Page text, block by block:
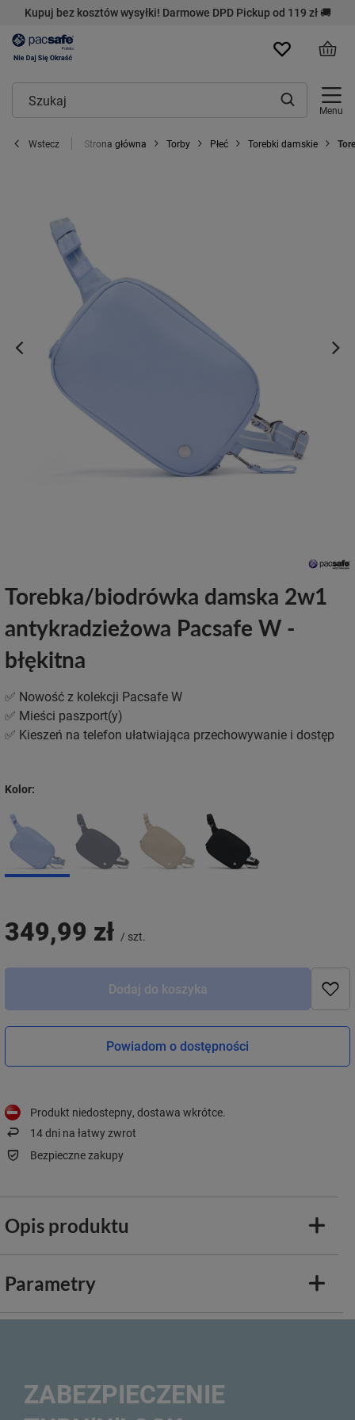
Kupuj bez kosztów wysyłki! Darmowe DPD Pickup od 119 zł 🚚
Menu
Wstecz Strona główna Torby Płeć Torebki damskie
Torebka/biodrówka damska 2w1
antykradzieżowa Pacsafe W -
błękitna
✅ Nowość z kolekcji Pacsafe W
✅ Mieści paszport(y)
✅ Kieszeń na telefon ułatwiająca przechowywanie i dostęp
Kolor
349,99 zł / szt.
Dodaj do koszyka
Powiadom o dostępności
Produkt niedostepny, dostawa wkrótce
14dni na łatwy zwrot
Bezpieczne zakupy
Opis produktu
Parametry
ZABEZPIECZENIE